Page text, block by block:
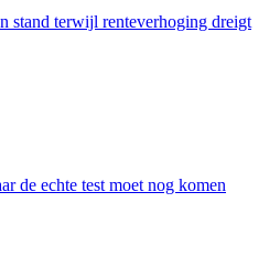
stand terwijl renteverhoging dreigt
de echte test moet nog komen